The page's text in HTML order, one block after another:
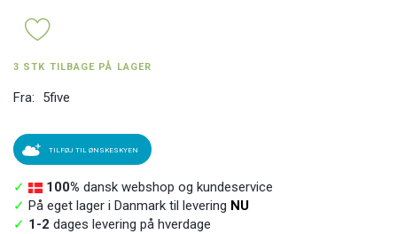
3 STK TILBAGE PÅ LAGER
Fra: 5five
TILFØJ TIL ØNSKESKYEN
✓ 100% dansk webshop og kundeservice
✓ På eget lager i Danmark til levering NU
✓ 1-2 dages levering på hverdage